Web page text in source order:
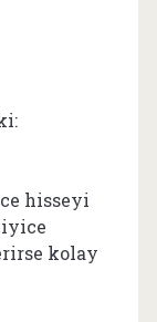
hisseyi
iyice
kolay